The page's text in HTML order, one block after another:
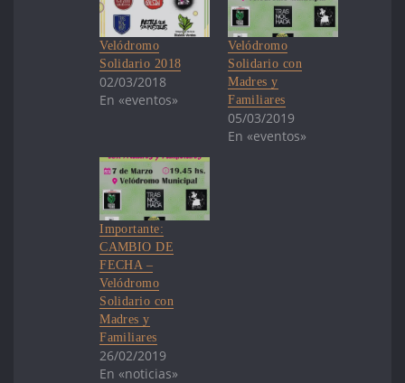
Velódromo
Solidario 2018
02/03/2018
En «eventos»
Velódromo
Solidario con
Madres y
Familiares
05/03/2019
En «eventos»
Importante:
CAMBIO DE
FECHA –
Velódromo
Solidario con
Madres y
Familiares
26/02/2019
En «noticias»